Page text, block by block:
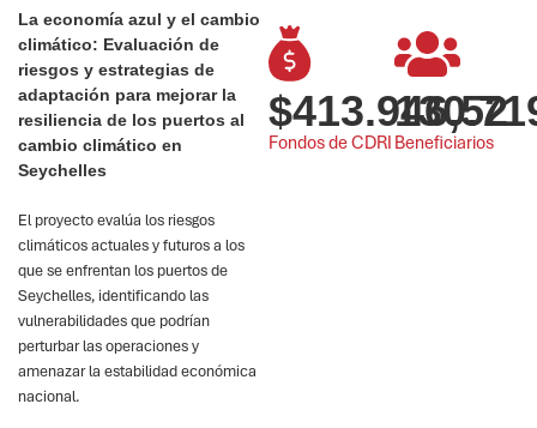
La economía azul y el cambio
climático: Evaluación de
riesgos y estrategias de
adaptación para mejorar la
resiliencia de los puertos al
cambio climático en
Seychelles
El proyecto evalúa los riesgos
climáticos actuales y futuros a los
que se enfrentan los puertos de
Seychelles, identificando las
vulnerabilidades que podrían
perturbar las operaciones y
amenazar la estabilidad económica
nacional.
Fondos de CDRI
$413.946,52
Beneficiarios